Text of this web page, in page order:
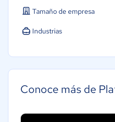
Tamaño de empresa
Micro: 1 a 9 trabajadores
Industrias
Tecnología
Conoce más de